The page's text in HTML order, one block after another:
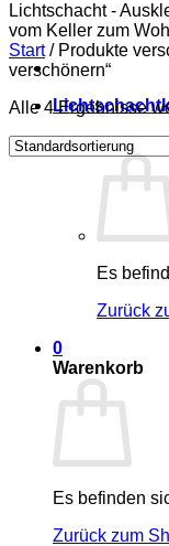
Lichtschacht -
vom Keller zum
Warenkorb /
Es
Zurück
0
Warenkorb
Es befinden
Zurück zum
Start /Produkte
verschönern“
Alle 4 Ergebnisse